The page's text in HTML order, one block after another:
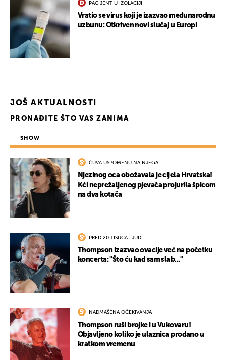
PACIJENT U IZOLACIJI
Vratio se virus koji je izazvao međunarodnu
uzbunu: Otkriven novi slučaj u Europi
JOŠ AKTUALNOSTI
PRONAĐITE ŠTO VAS ZANIMA
SHOW
ČUVA USPOMENU NA NJEGA
Njezinog oca obožavala je cijela Hrvatska!
Kći neprežaljenog pjevača projurila špicom
na dva kotača
PRED 20 TISUĆA LJUDI
Thompson izazvao ovacije već na početku
koncerta: "Što ću kad sam slab..."
NADMAŠENA OČEKIVANJA
Thompson ruši brojke i u Vukovaru!
Objavljeno koliko je ulaznica prodano u
kratkom vremenu